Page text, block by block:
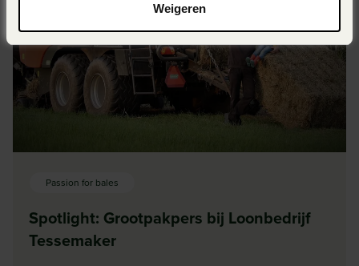
Weigeren
Passion for bales
Spotlight: Grootpakpers bij Loonbedrijf
Tessemaker